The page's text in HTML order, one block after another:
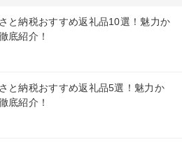
と納税おすすめ返礼品10選！魅力か
底紹介！
と納税おすすめ返礼品5選！魅力か
底紹介！